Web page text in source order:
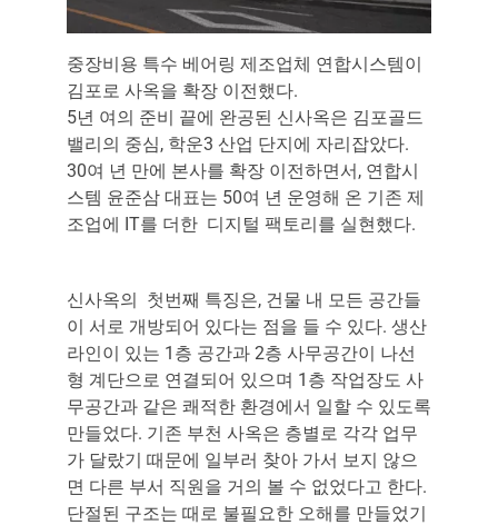
중장비용 특수 베어링 제조업체 연합시스템이
김포로 사옥을 확장 이전했다.
5년 여의 준비 끝에 완공된 신사옥은 김포골드
밸리의 중심, 학운3 산업 단지에 자리잡았다.
30여 년 만에 본사를 확장 이전하면서, 연합시
스템 윤준삼 대표는 50여 년 운영해 온 기존 제
조업에 IT를 더한 디지털 팩토리를 실현했다.
신사옥의 첫번째 특징은, 건물 내 모든 공간들
이 서로 개방되어 있다는 점을 들 수 있다. 생산
라인이 있는 1층 공간과 2층 사무공간이 나선
형 계단으로 연결되어 있으며 1층 작업장도 사
무공간과 같은 쾌적한 환경에서 일할 수 있도록
만들었다. 기존 부천 사옥은 층별로 각각 업무
가 달랐기 때문에 일부러 찾아 가서 보지 않으
면 다른 부서 직원을 거의 볼 수 없었다고 한다.
단절된 구조는 때로 불필요한 오해를 만들었기